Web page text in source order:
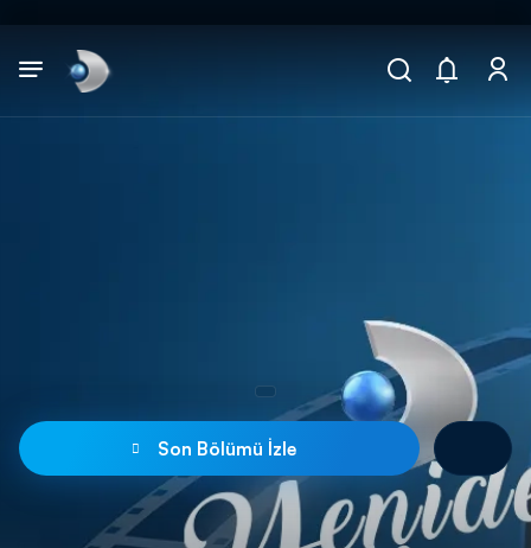
Son Bölümü İzle